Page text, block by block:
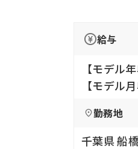
給与
【モデル
【モデル
勤務地
千葉県 船